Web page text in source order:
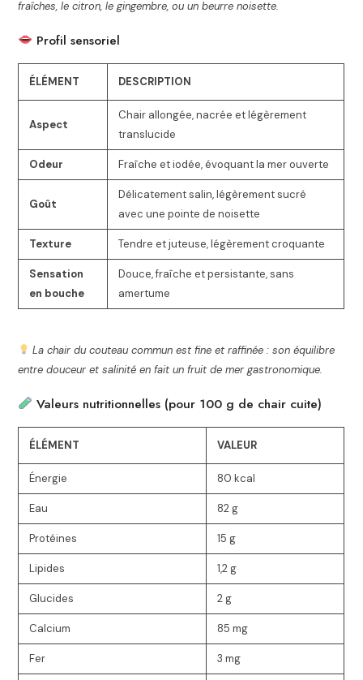
fraîches, le citron, le gingembre, ou un beurre noisette.
Profil sensoriel
ÉLÉMENT DESCRIPTION
Aspect
Chair allongée, nacrée et légèrement
translucide
Odeur Fraîche et iodée, évoquant la mer ouverte
Goût
Délicatement salin, légèrement sucré
avec une pointe de noisette
Texture Tendre et juteuse, légèrement croquante
Sensation
en bouche
Douce, fraîche et persistante, sans
amertume
La chair du couteau commun est fine et raffinée : son équilibre
entre douceur et salinité en fait un fruit de mer gastronomique.
Valeurs nutritionnelles (pour 100 g de chair cuite)
ÉLÉMENT VALEUR
Énergie 80 kcal
Eau 82 g
Protéines 15 g
Lipides 1,2 g
Glucides 2 g
Calcium 85 mg
Fer 3 mg